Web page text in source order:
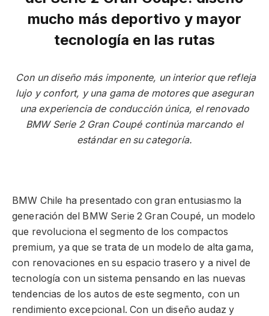
mucho más deportivo y mayor
tecnología en las rutas
Con un diseño más imponente, un interior que refleja
lujo y confort, y una gama de motores que aseguran
una experiencia de conducción única, el renovado
BMW Serie 2 Gran Coupé continúa marcando el
estándar en su categoría.
BMW Chile ha presentado con gran entusiasmo la
generación del BMW Serie 2 Gran Coupé, un modelo
que revoluciona el segmento de los compactos
premium, ya que se trata de un modelo de alta gama,
con renovaciones en su espacio trasero y a nivel de
tecnología con un sistema pensando en las nuevas
tendencias de los autos de este segmento, con un
rendimiento excepcional. Con un diseño audaz y